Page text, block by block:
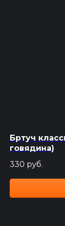
Бртуч
говядина)
330 руб.